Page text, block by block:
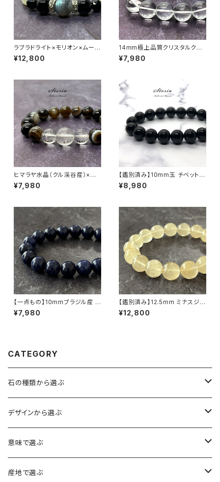
ラブラドライト×モリオン×ムーン
ストーン ブレスレット
¥12,800
14mm極上品質クリスタルクォ
ーツ（天然水晶）ブレスレット【ミ
ナスジェライス産】
¥7,980
ヒマラヤ水晶（クル渓谷産）×天
眼石 ブレスレット
¥7,980
【鑑別済み】10mm玉 チベット産
モリオン（黒水晶/ケアンゴーム）
ブレスレット
¥8,980
【一点もの】10mmブラジル産 ソ
ーダライト ブレスレット【鑑別済
み】
¥7,980
【鑑別済み】12.5mm ミナスジェ
ライス産 ヴィーナスヘアルチル
クォーツ（金針水晶）ブレスレット
¥12,800
CATEGORY
石の種類から選ぶ
水晶（クォーツ）
アイリスクォーツ（虹入り水晶）
ヒマラヤ水晶
ローズクォーツ（紅水晶）
アメジスト（紫水晶）
デザインから選ぶ
龍彫刻（水晶）
龍彫刻（オニキス）
意味で選ぶ
魔除け・厄除け
産地で選ぶ